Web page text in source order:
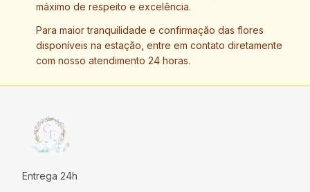
máximo de respeito e excelência.
Para maior tranquilidade e confirmação das flores
disponíveis na estação, entre em contato diretamente
com nosso atendimento 24 horas.
Entrega 24h